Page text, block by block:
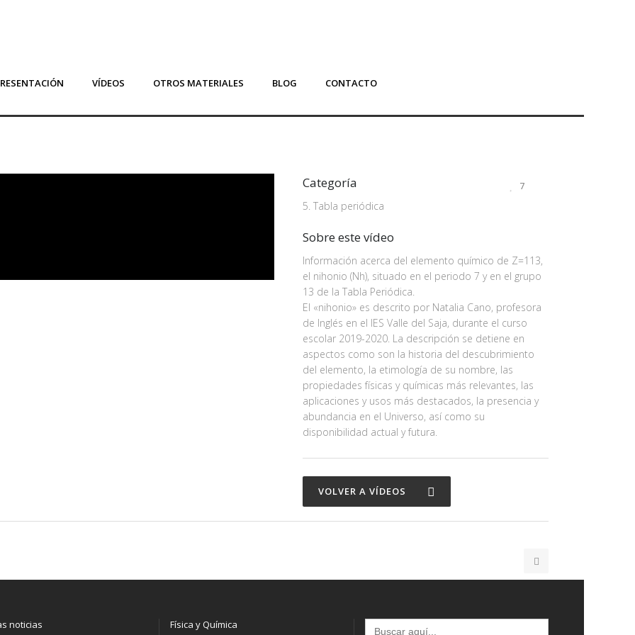
VÍDEOS OTROS MATERIALES BLOG CONTACTO
Categoría
5. Tabla periódica
Sobre este vídeo
Información acerca del elemento químico de Z=113,
el nihonio (Nh), situado en el periodo 7 y en el grupo
13 de la Tabla Periódica.
El «nihonio» es descrito por Natalia Cano, profesora
de Inglés en el IES Valle del Saja, durante el curso
escolar 2019-2020. La descripción se detiene en
aspectos como son la historia del descubrimiento
del elemento, la etimología de su nombre, las
propiedades físicas y químicas más relevantes, las
aplicaciones y usos más destacados, la presencia y
abundancia en el Universo, así como su
disponibilidad actual y futura.
VOLVER A VÍDEOS
7
noticias Física y Química Buscar: